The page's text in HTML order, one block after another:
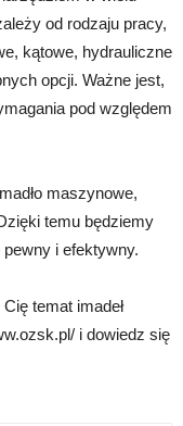
od rodzaju pracy,
kątowe, hydrauliczne
opcji. Ważne jest,
pod względem
maszynowe,
temu będziemy
i efektywny.
temat imadeł
i dowiedz się